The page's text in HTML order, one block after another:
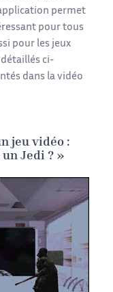
permet
pour tous
pour les jeux
détaillés ci-
dans la vidéo
jeu vidéo :
Jedi ? »